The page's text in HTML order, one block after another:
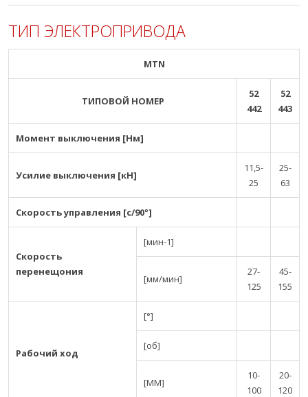
ТИП ЭЛЕКТРОПРИВОДА
MTN
ТИПОВОЙ НОМЕР
52
442
52
443
Момент выключения [Нм]
Усилие выключения [кН]
11,5-
25
25-
63
Скорость управления [с/90°]
Скорость
перенещония
[мин-1]
[мм/мин]
27-
125
45-
155
Рабочий ход
[°]
[об]
[MM]
10-
100
20-
120